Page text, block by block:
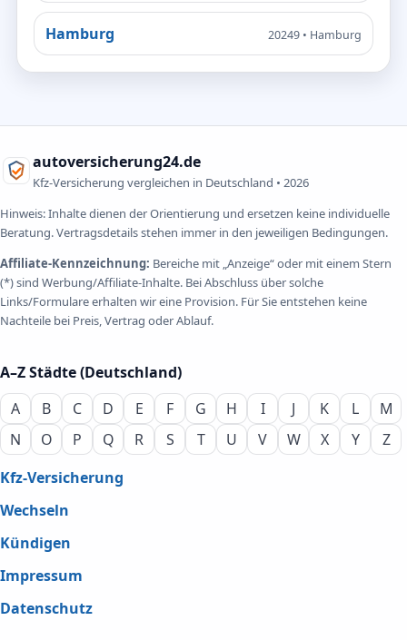
Hamburg 20249 • Hamburg
autoversicherung24.de
Kfz-Versicherung vergleichen in Deutschland • 2026
Hinweis: Inhalte dienen der Orientierung und ersetzen keine individuelle
Beratung. Vertragsdetails stehen immer in den jeweiligen Bedingungen.
Affiliate-Kennzeichnung: Bereiche mit „Anzeige“ oder mit einem Stern
(*) sind Werbung/Affiliate-Inhalte. Bei Abschluss über solche
Links/Formulare erhalten wir eine Provision. Für Sie entstehen keine
Nachteile bei Preis, Vertrag oder Ablauf.
A–Z Städte (Deutschland)
A
B C D E F G H I J K L
M
N
O P Q R S T U V W X Y
Z
Kfz-Versicherung
Wechseln
Kündigen
Impressum
Datenschutz